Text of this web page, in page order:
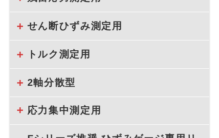
せん断ひずみ測定用
トルク測定用
2軸分散型
応力集中測定用